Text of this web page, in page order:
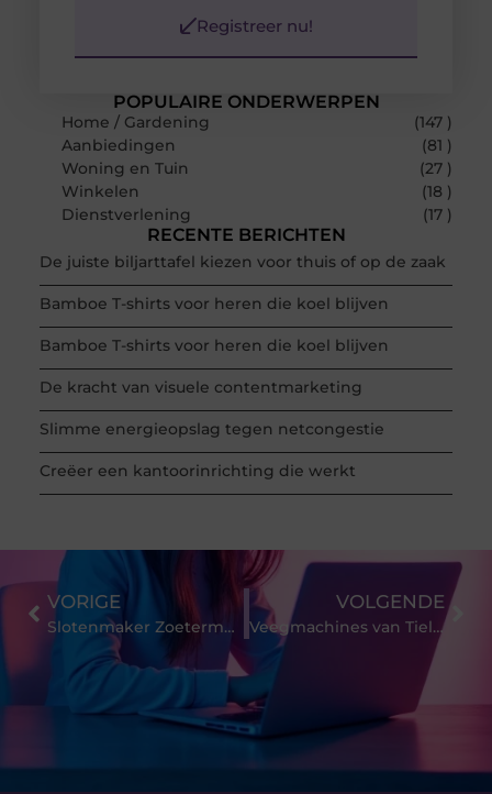
POPULAIRE ONDERWERPEN
Home / Gardening
(147 )
Aanbiedingen
(81 )
Woning en Tuin
(27 )
Winkelen
(18 )
Dienstverlening
(17 )
RECENTE BERICHTEN
De juiste biljarttafel kiezen voor thuis of op de zaak
Bamboe T-shirts voor heren die koel blijven
Bamboe T-shirts voor heren die koel blijven
De kracht van visuele contentmarketing
Slimme energieopslag tegen netcongestie
Creëer een kantoorinrichting die werkt
Registreer nu!
VORIGE
Slotenmaker Zoetermeer spoeddienst
VOLGENDE
Veegmachines van Tielburger echte Duitse Krachtpatsers